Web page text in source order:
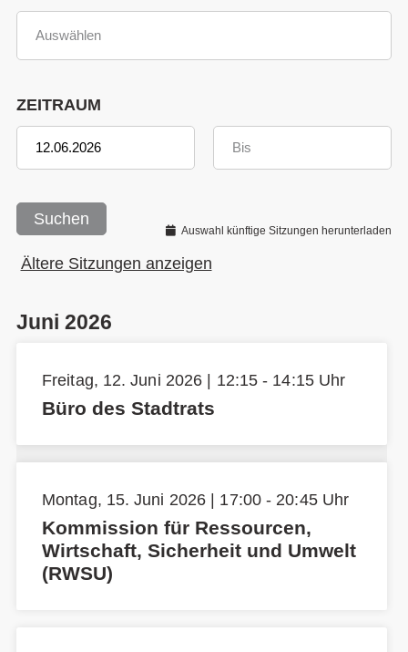
ZEITRAUM
Suchen
Auswahl künftige Sitzungen herunterladen
Ältere Sitzungen anzeigen
Juni 2026
Freitag, 12. Juni 2026 | 12:15 - 14:15 Uhr
Büro des Stadtrats
Montag, 15. Juni 2026 | 17:00 - 20:45 Uhr
Kommission für Ressourcen,
Wirtschaft, Sicherheit und Umwelt
(RWSU)